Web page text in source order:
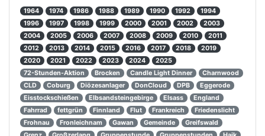
1964 1974 1986 1988 1989 1990 1992
1994
1996
1997 1998 1999 2000 2001 2002
2003
2004
2005 2006 2007 2008 2009 2010
2011
2012
2013 2014 2015 2016 2017 2018
2019
2020
2021 2022 2023 2024
2025
72-Stunden-Aktion
Brocken Candle Light Dinner
Charnwood
CLD
Coburg Diözesanlager DonCloud DPB
Eggerode
Eisstockschießen
Elbsandsteingebirge Elsass
England
Fahrrad
fettgrün Finnland Flut Frankreich
Friedenslicht
Frohnau
Fronleichnam Gawan Gemeinde
Greifswald